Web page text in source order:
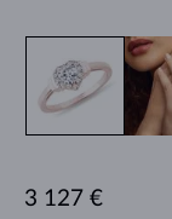
3 127 €